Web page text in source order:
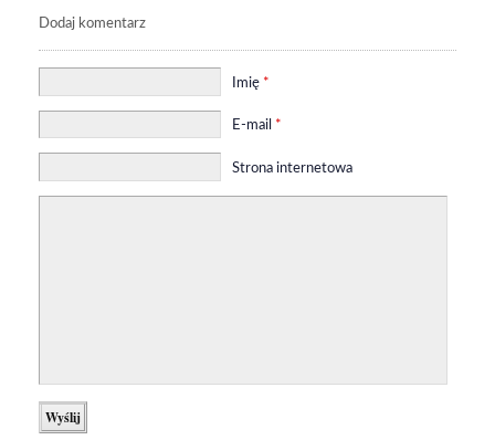
Dodaj komentarz
Imię *
E-mail *
Strona internetowa